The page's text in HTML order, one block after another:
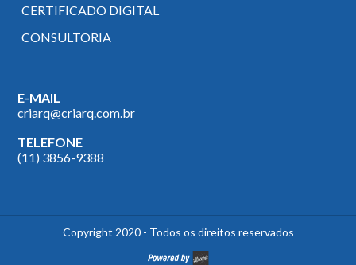
CERTIFICADO DIGITAL
CONSULTORIA
E-MAIL
criarq@criarq.com.br
TELEFONE
(11) 3856-9388
Copyright 2020- Todos os direitos reservados